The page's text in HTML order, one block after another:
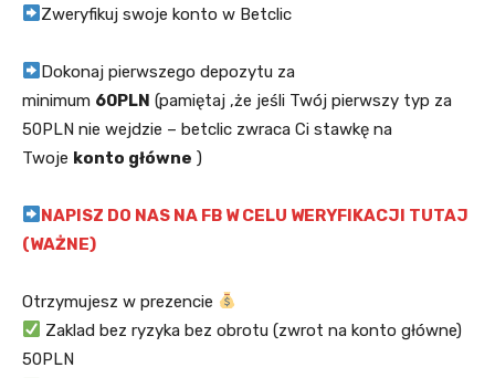
Zweryfikuj swoje konto w Betclic
Dokonaj pierwszego depozytu za
minimum 60PLN (pamiętaj ,że jeśli Twój pierwszy typ za
50PLN nie wejdzie – betclic zwraca Ci stawkę na
Twoje konto główne )
NAPISZ DO NAS NA FB W CELU WERYFIKACJI TUTAJ
(WAŻNE)
Otrzymujesz w prezencie
Zaklad bez ryzyka bez obrotu (zwrot na konto główne)
50PLN